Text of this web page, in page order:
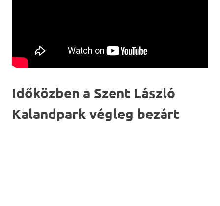
Időközben a Szent László
Kalandpark végleg bezárt